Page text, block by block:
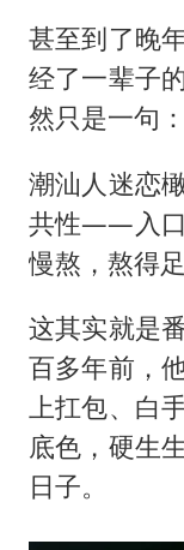
甚至到了晚
经了一辈子
然只是一句
潮汕人迷恋
共性——入口
慢熬，熬得
这其实就是
百多年前，
上扛包、白
底色，硬生
日子。